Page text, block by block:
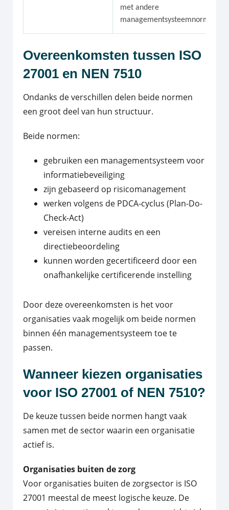
met andere
managementsysteemnormen
Overeenkomsten tussen ISO
27001 en NEN 7510
Ondanks de verschillen delen beide normen
een groot deel van hun structuur.
Beide normen:
gebruiken een managementsysteem voor
informatiebeveiliging
zijn gebaseerd op risicomanagement
werken volgens de PDCA-cyclus (Plan-Do-
Check-Act)
vereisen interne audits en een
directiebeoordeling
kunnen worden gecertificeerd door een
onafhankelijke certificerende instelling
Door deze overeenkomsten is het voor
organisaties vaak mogelijk om beide normen
binnen één managementsysteem toe te
passen.
Wanneer kiezen organisaties
voor ISO 27001 of NEN 7510?
De keuze tussen beide normen hangt vaak
samen met de sector waarin een organisatie
actief is.
Organisaties buiten de zorg
Voor organisaties buiten de zorgsector is ISO
27001 meestal de meest logische keuze. De